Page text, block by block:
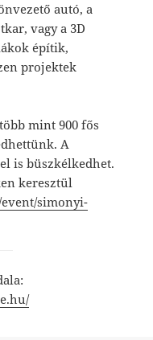
autó, a
vagy a 3D
építik,
projektek
mint 900 fős
A
is büszkélkedhet.
keresztül
simonyi-